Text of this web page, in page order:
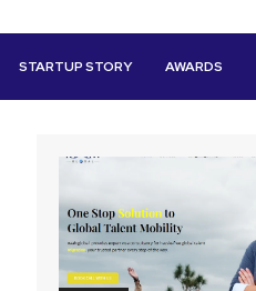
STARTUP STORY AWARDS